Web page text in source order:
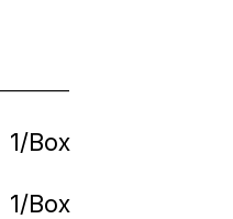
1/Box
1/Box